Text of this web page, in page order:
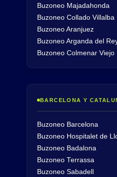
Buzoneo Majadahonda
Buzoneo Collado Villalba
Buzoneo Aranjuez
Buzoneo Arganda del
Buzoneo Colmenar Viejo
BARCELONA Y
Buzoneo Barcelona
Buzoneo Hospitalet de
Buzoneo Badalona
Buzoneo Terrassa
Buzoneo Sabadell